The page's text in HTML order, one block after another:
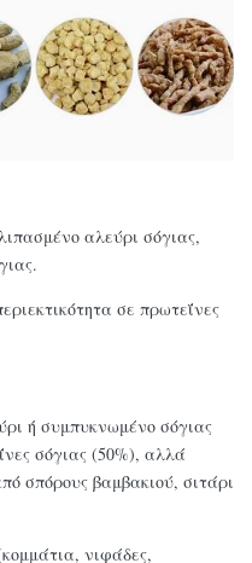
αλεύρι σόγιας,
σε πρωτεΐνες
ή συμπυκνωμένο σόγιας
σόγιας (50%), αλλά
σπόρους βαμβακιού, σιτάρι
νιφάδες,